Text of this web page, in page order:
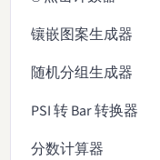
镶嵌图案生成器
随机分组生成器
PSI 转 Bar 转换器
分数计算器